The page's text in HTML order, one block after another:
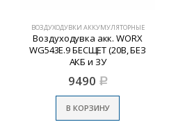
ВОЗДУХОДУВКИ АККУМУЛЯТОРНЫЕ
Воздуходувка акк. WORX
WG543E.9 БЕСЩЕТ (20В, БЕЗ
АКБ и ЗУ
9490 Р
В КОРЗИНУ